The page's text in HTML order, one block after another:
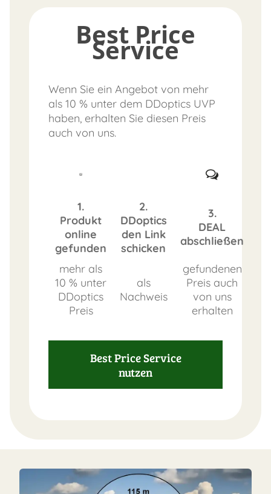
Best Price
Service
Wenn Sie ein Angebot von mehr
als 10 % unter dem DDoptics UVP
haben, erhalten Sie diesen Preis
auch von uns.
1.
Produkt
online
gefunden
2.
DDoptics
den Link
schicken
3.
DEAL
abschließen
mehr als
10 % unter
DDoptics
Preis
als
Nachweis
gefundenen
Preis auch
von uns
erhalten
Best Price Service
nutzen